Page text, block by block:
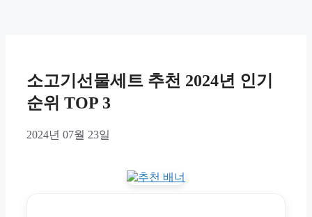
소고기선물세트 추천 2024년 인기
순위 TOP 3
2024년 07월 23일